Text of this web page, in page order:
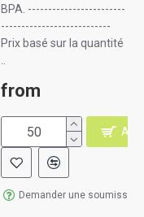
BPA. ------------------------
---------------------------
Prix basé sur la quantité
from
Demander une soumission